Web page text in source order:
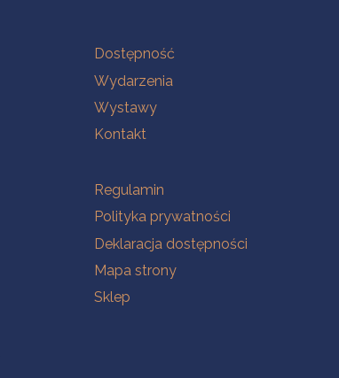
Na skróty
Dostępność
Wydarzenia
Wystawy
Kontakt
Na skróty
Regulamin
Polityka prywatności
Deklaracja dostępności
Mapa strony
Sklep